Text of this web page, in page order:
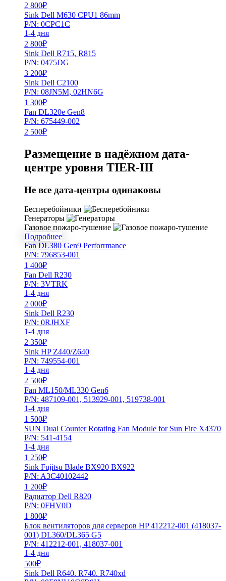
2 800₽
Sink Dell M630 CPU1 86mm
P/N: 0CPC1C
1-4 дня
2 800₽
Sink Dell R715, R815
P/N: 0475DG
3 200₽
Sink Dell C2100
P/N: 08JN5M, 02HN6G
1 300₽
Fan DL320e Gen8
P/N: 675449-002
2 500₽
Размещение в надёжном дата-
центре уровня TIER-III
Не все дата-центры одинаковы
Бесперебойники
Генераторы
Газовое пожаро-тушение
Подробнее
Fan DL380 Gen9 Perforrmance
P/N: 796853-001
1 400₽
Fan Dell R230
P/N: 3VTRK
1-4 дня
2 000₽
Sink Dell R230
P/N: 0RJHXF
1-4 дня
2 350₽
Sink HP Z440/Z640
P/N: 749554-001
1-4 дня
2 500₽
Fan ML150/ML330 Gen6
P/N: 487109-001, 513929-001, 519738-001
1-4 дня
1 500₽
SUN Dual Counter Rotating Fan Module for Sun Fire X4370
P/N: 541-4154
1-4 дня
1 250₽
Sink Fujitsu Blade BX920 BX922
P/N: A3C40102442
1 200₽
Радиатор Dell R820
P/N: 0FHV0D
1 800₽
Блок вентиляторов для серверов HP 412212-001 (418037-
001) DL360/DL365 G5
P/N: 412212-001, 418037-001
1-4 дня
500₽
Sink Dell R640. R740. R740xd